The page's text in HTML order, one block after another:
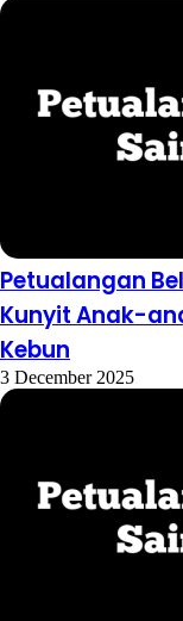
Petualangan
Kunyit Anak-
Kebun
3 December 2025